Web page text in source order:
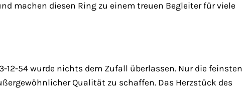
machen diesen Ring zu einem treuen Begleiter für viele
12-54 wurde nichts dem Zufall überlassen. Nur die feinsten
Qualität zu schaffen. Das Herzstück des